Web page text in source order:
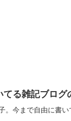
る雑記ブログ
。今まで自由に書